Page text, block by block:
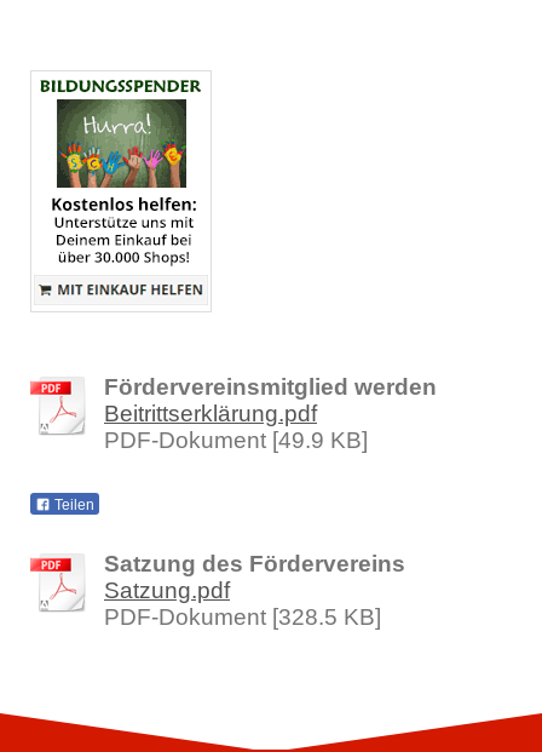
Fördervereinsmitglied werden
Beitrittserklärung.pdf
PDF-Dokument [49.9 KB]
Teilen
Satzung des Fördervereins
Satzung.pdf
PDF-Dokument [328.5 KB]